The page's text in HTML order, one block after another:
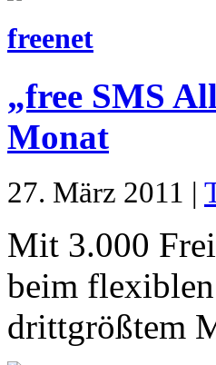
freenet
„free SMS
Monat
27. März 2011 |
Mit 3.000
beim
drittgrößtem